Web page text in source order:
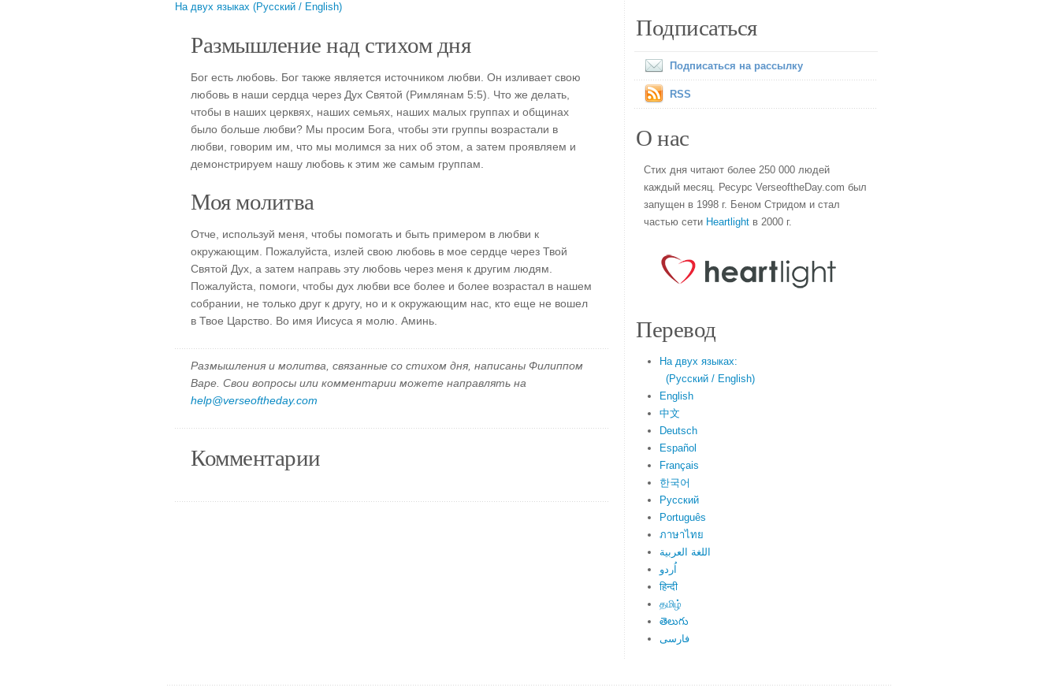
На двух языках (Русский / English)
Размышление над стихом дня
Бог есть любовь. Бог также является источником любви. Он изливает свою
любовь в наши сердца через Дух Святой (Римлянам 5:5). Что же делать,
чтобы в наших церквях, наших семьях, наших малых группах и общинах
было больше любви? Мы просим Бога, чтобы эти группы возрастали в
любви, говорим им, что мы молимся за них об этом, а затем проявляем и
демонстрируем нашу любовь к этим же самым группам.
Моя молитва
Отче, используй меня, чтобы помогать и быть примером в любви к
окружающим. Пожалуйста, излей свою любовь в мое сердце через Твой
Святой Дух, а затем направь эту любовь через меня к другим людям.
Пожалуйста, помоги, чтобы дух любви все более и более возрастал в нашем
собрании, не только друг к другу, но и к окружающим нас, кто еще не вошел
в Твое Царство. Во имя Иисуса я молю. Аминь.
Размышления и молитва, связанные со стихом дня, написаны Филиппом
Варе. Свои вопросы или комментарии можете направлять на
help@verseoftheday.com
Комментарии
Подписаться
Подписаться на рассылку
RSS
О нас
Стих дня читают более 250 000 людей
каждый месяц. Ресурс VerseoftheDay.com был
запущен в 1998 г. Беном Стридом и стал
частью сети Heartlight в 2000 г.
Перевод
На двух языках:
(Русский / English)
English
中文
Deutsch
Español
Français
한국어
Русский
Português
ภาษาไทย
اللغة العربية
اُردو
हिन्दी
தமிழ்
తెలుగు
فارسی